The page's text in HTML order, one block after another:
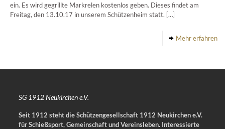
ein. Es wird gegrillte Markrelen kostenlos geben. Dieses findet am
Freitag, den 13.10.17 in unserem Schützenheim statt. […]
Mehr erfahren
SG 1912 Neukirchen e.V.
Seit 1912 steht die Schützengesellschaft 1912 Neukirchen e.V.
für Schießsport, Gemeinschaft und Vereinsleben. Interessierte